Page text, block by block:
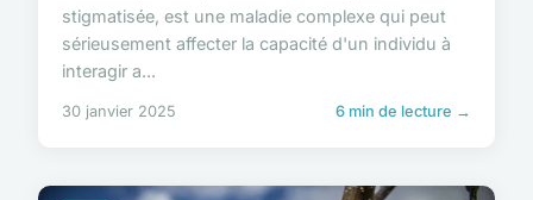
stigmatisée, est une maladie complexe qui peut
sérieusement affecter la capacité d'un individu à
interagir a...
30 janvier 2025 6 min de lecture →